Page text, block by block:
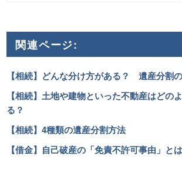
関連ページ:
【相続】どんな分け方がある？ 遺産分割
【相続】土地や建物といった不動産はどの
る？
【相続】4種類の遺産分割方法
【借金】自己破産の「免責不許可事由」とは